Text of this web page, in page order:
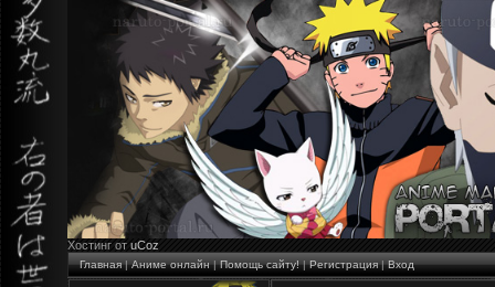
Хостинг от uCoz
Главная|Аниме онлайн|Помощь сайту!|Регистрация|Вход